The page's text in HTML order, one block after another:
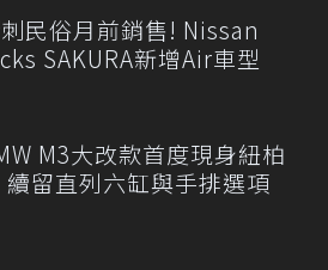
民俗月前銷售! Nissan
SAKURA新增Air車型
M3大改款首度現身紐柏
續留直列六缸與手排選項